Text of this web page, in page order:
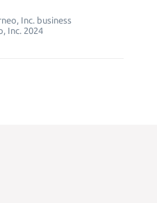
Inc. business
Inc. 2024